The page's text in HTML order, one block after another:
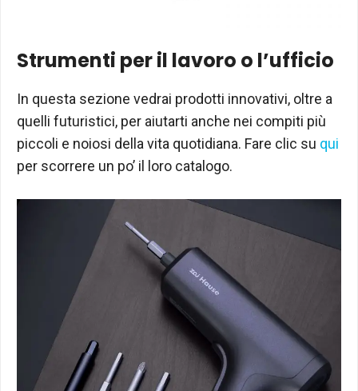
Strumenti per il lavoro o l’ufficio
In questa sezione vedrai prodotti innovativi, oltre a
quelli futuristici, per aiutarti anche nei compiti più
piccoli e noiosi della vita quotidiana. Fare clic su qui
per scorrere un po’ il loro catalogo.